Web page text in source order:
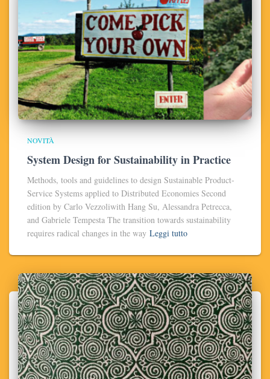
NOVITÀ
System Design for Sustainability in Practice
Methods, tools and guidelines to design Sustainable Product-
Service Systems applied to Distributed Economies Second
edition by Carlo Vezzoliwith Hang Su, Alessandra Petrecca,
and Gabriele Tempesta The transition towards sustainability
requires radical changes in the way Leggi tutto